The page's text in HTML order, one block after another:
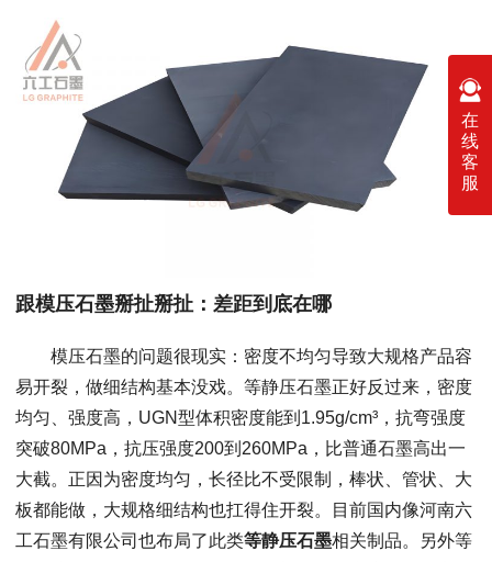
跟模压石墨掰扯掰扯：差距到底在哪
模压石墨的问题很现实：密度不均匀导致大规格产品容
易开裂，做细结构基本没戏。等静压石墨正好反过来，密度
均匀、强度高，UGN型体积密度能到1.95g/cm³，抗弯强度
突破80MPa，抗压强度200到260MPa，比普通石墨高出一
大截。正因为密度均匀，长径比不受限制，棒状、管状、大
板都能做，大规格细结构也扛得住开裂。目前国内像河南六
工石墨有限公司也布局了此类等静压石墨相关制品。另外等
在
线
客
服